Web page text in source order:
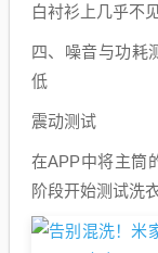
白衬衫上几乎不
四、噪音与功耗
低
震动测试
在APP中将主筒
阶段开始测试洗